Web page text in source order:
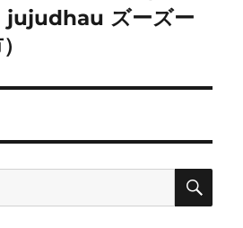
jujudhau ズーズー
検